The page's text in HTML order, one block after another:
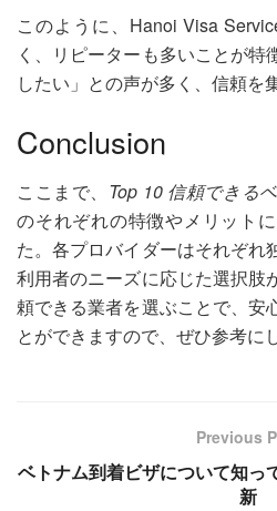
このように、Hanoi Visa
く、リピーターも多いことが特
したい」との声が多く、信頼を
Conclusion
ここまで、 Top 10 信頼できる
のそれぞれの特徴やメリット
た。各プロバイダーはそれぞれ
利用者のニーズに応じた選択肢
頼できる業者を選ぶことで、安
とができますので、ぜひ参考に
Previous
ベトナム到着ビザについて知っ
新